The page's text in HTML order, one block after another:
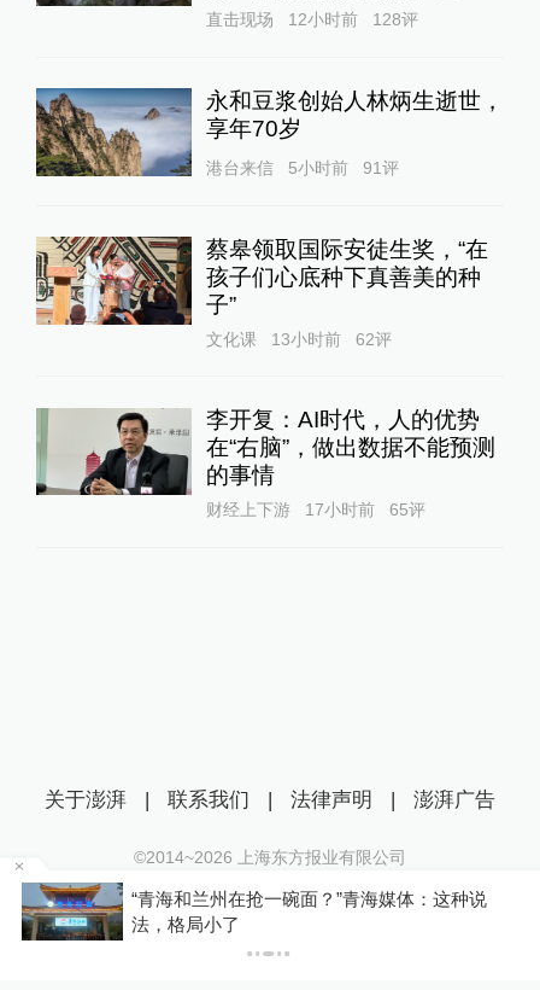
直击现场 12小时前 128评
永和豆浆创始人林炳生逝世，
享年70岁
港台来信 5小时前 91评
蔡皋领取国际安徒生奖，“在
孩子们心底种下真善美的种
子”
文化课 13小时前 62评
李开复：AI时代，人的优势
在“右脑”，做出数据不能预测
的事情
财经上下游 17小时前 65评
“青海和兰州在抢一碗面？”青海媒体：这种说
法，格局小了
关于澎湃 | 联系我们 | 法律声明 | 澎湃广告
©2014~2026 上海东方报业有限公司
沪ICP证：沪B2-20170116 | 沪ICP备14003370号
互联网新闻信息服务许可证：31120170006
沪公网安备 31010602000299号